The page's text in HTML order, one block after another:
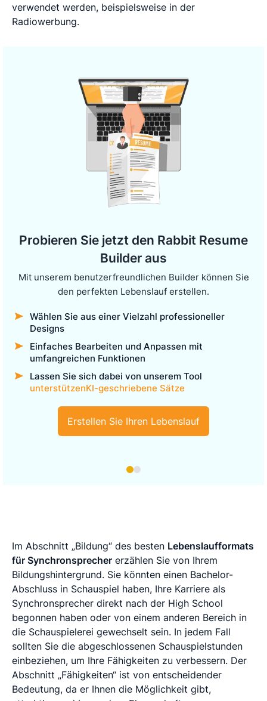
verwendet werden, beispielsweise in der
Radiowerbung.
Probieren Sie jetzt den Rabbit Resume
Builder aus
Mit unserem benutzerfreundlichen Builder können Sie
den perfekten Lebenslauf erstellen.
Wählen Sie aus einer Vielzahl professioneller
Designs
Einfaches Bearbeiten und Anpassen mit
umfangreichen Funktionen
Lassen Sie sich dabei von unserem Tool
unterstützenKI-geschriebene Sätze
Erstellen Sie Ihren Lebenslauf
Im Abschnitt „Bildung“ des besten Lebenslaufformats
für Synchronsprecher erzählen Sie von Ihrem
Bildungshintergrund. Sie könnten einen Bachelor-
Abschluss in Schauspiel haben, Ihre Karriere als
Synchronsprecher direkt nach der High School
begonnen haben oder von einem anderen Bereich in
die Schauspielerei gewechselt sein. In jedem Fall
sollten Sie die abgeschlossenen Schauspielstunden
einbeziehen, um Ihre Fähigkeiten zu verbessern. Der
Abschnitt „Fähigkeiten“ ist von entscheidender
Bedeutung, da er Ihnen die Möglichkeit gibt,